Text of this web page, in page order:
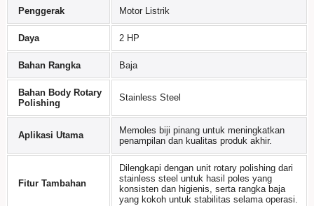
Penggerak Motor Listrik
Daya 2 HP
Bahan Rangka Baja
Bahan Body Rotary
Polishing
Stainless Steel
Aplikasi Utama
Memoles biji pinang untuk meningkatkan
penampilan dan kualitas produk akhir.
Fitur Tambahan
Dilengkapi dengan unit rotary polishing dari
stainless steel untuk hasil poles yang
konsisten dan higienis, serta rangka baja
yang kokoh untuk stabilitas selama operasi.